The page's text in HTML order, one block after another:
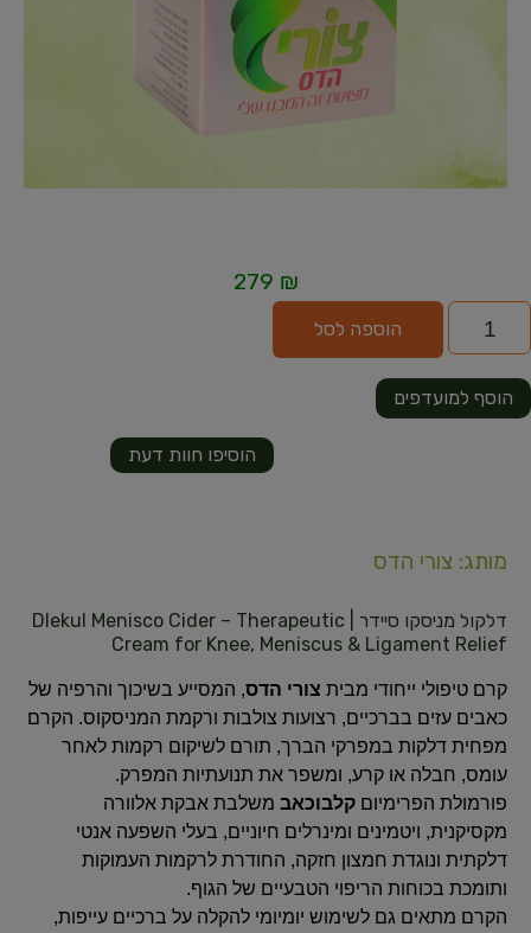
279 ₪
הוספה לסל
הוסיפו חוות דעת
הוסף למועדפים
מותג: צורי הדס
דלקול מניסקו סיידר | Dlekul Menisco Cider – Therapeutic
Cream for Knee, Meniscus & Ligament Relief
קרם טיפולי ייחודי מבית צורי הדס, המסייע בשיכוך והרפיה של
כאבים עזים בברכיים, רצועות צולבות ורקמת המניסקוס. הקרם
מפחית דלקות במפרקי הברך, תורם לשיקום רקמות לאחר
עומס, חבלה או קרע, ומשפר את תנועתיות המפרק.
פורמולת הפרימיום קלבוכאב משלבת אבקת אלוורה
מקסיקנית, ויטמינים ומינרלים חיוניים, בעלי השפעה אנטי
דלקתית ונוגדת חמצון חזקה, החודרת לרקמות העמוקות
ותומכת בכוחות הריפוי הטבעיים של הגוף.
הקרם מתאים גם לשימוש יומיומי להקלה על ברכיים עייפות,